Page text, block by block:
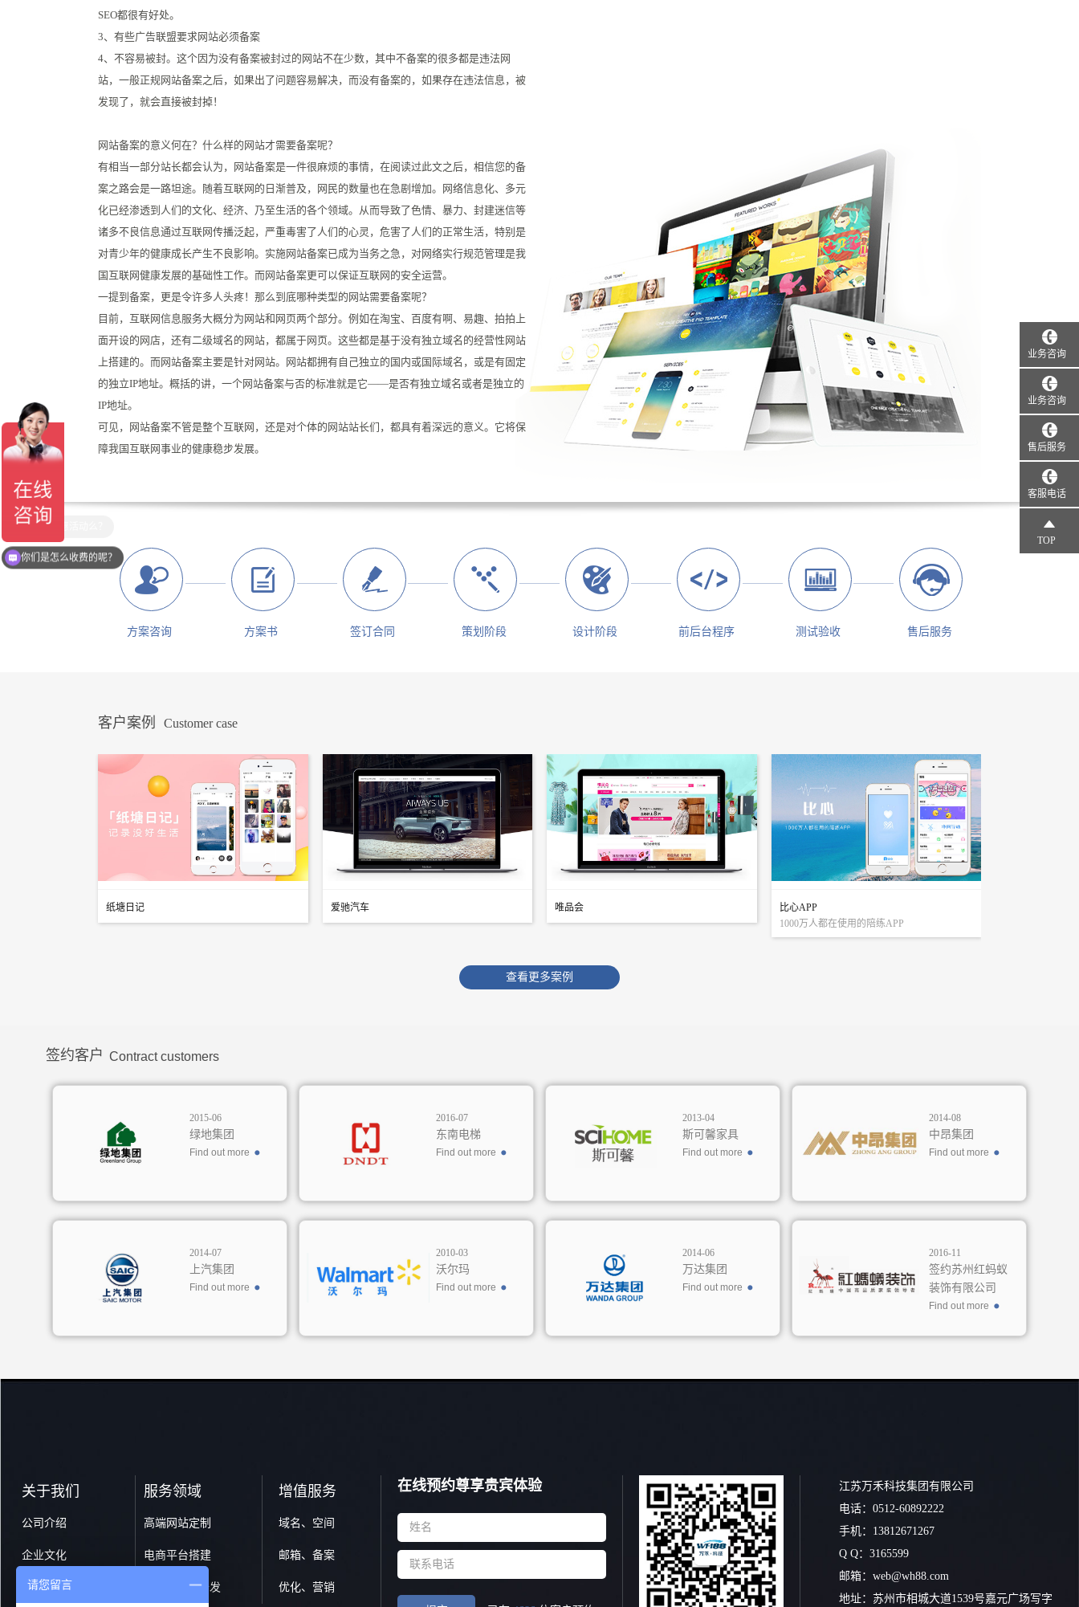
SEO都很有好处。
3、有些广告联盟要求网站必须备案
4、不容易被封。这个因为没有备案被封过的网站不在少数，其中不备案的很多都是违法网
站，一般正规网站备案之后，如果出了问题容易解决，而没有备案的，如果存在违法信息，被
发现了，就会直接被封掉！
网站备案的意义何在？什么样的网站才需要备案呢？
有相当一部分站长都会认为，网站备案是一件很麻烦的事情，在阅读过此文之后，相信您的备
案之路会是一路坦途。随着互联网的日渐普及，网民的数量也在急剧增加。网络信息化、多元
化已经渗透到人们的文化、经济、乃至生活的各个领域。从而导致了色情、暴力、封建迷信等
诸多不良信息通过互联网传播泛起，严重毒害了人们的心灵，危害了人们的正常生活，特别是
对青少年的健康成长产生不良影响。实施网站备案已成为当务之急，对网络实行规范管理是我
国互联网健康发展的基础性工作。而网站备案更可以保证互联网的安全运营。
一提到备案，更是令许多人头疼！那么到底哪种类型的网站需要备案呢？
目前，互联网信息服务大概分为网站和网页两个部分。例如在淘宝、百度有啊、易趣、拍拍上
面开设的网店，还有二级域名的网站，都属于网页。这些都是基于没有独立域名的经营性网站
上搭建的。而网站备案主要是针对网站。网站都拥有自己独立的国内或国际域名，或是有固定
的独立IP地址。概括的讲，一个网站备案与否的标准就是它——是否有独立域名或者是独立的
IP地址。
可见，网站备案不管是整个互联网，还是对个体的网站站长们，都具有着深远的意义。它将保
障我国互联网事业的健康稳步发展。
方案咨询 方案书 签订合同 策划阶段 设计阶段 前后台程序 测试验收 售后服务
客户案例 Customer case
纸塘日记 爱驰汽车 唯品会
比心APP
1000万人都在使用的陪练APP
查看更多案例
签约客户 Contract customers
2015-06
绿地集团
Find out more
2016-07
东南电梯
Find out more
2013-04
斯可馨家具
Find out more
2014-08
中昂集团
Find out more
2014-07
上汽集团
Find out more
2010-03
沃尔玛
Find out more
2014-06
万达集团
Find out more
2016-11
签约苏州红蚂蚁
装饰有限公司
Find out more
关于我们
公司介绍
企业文化
核心优势
服务领域
高端网站定制
电商平台搭建
移动端APP开发
增值服务
域名、空间
邮箱、备案
优化、营销
在线预约尊享贵宾体验
江苏万禾科技集团有限公司
电话：0512-60892222
手机：13812671267
Q Q：3165599
邮箱：web@wh88.com
地址： 苏州市相城大道1539号嘉元广场写字
业务咨询
业务咨询
售后服务
客服电话
TOP
你们是怎么收费的呢？
现在有优惠活动么？
请您留言